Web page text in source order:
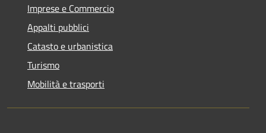
Imprese e Commercio
Appalti pubblici
Catasto e urbanistica
Turismo
Mobilità e trasporti